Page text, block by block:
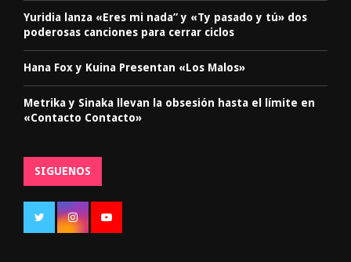
Yuridia lanza «Eres mi nada” y «Ty pasado y tú» dos
poderosas canciones para cerrar ciclos
Hana Fox y Kuina Presentan «Los Malos»
Metrika y Sinaka llevan la obsesión hasta el límite en
«Contacto Contacto»
SIGUENOS